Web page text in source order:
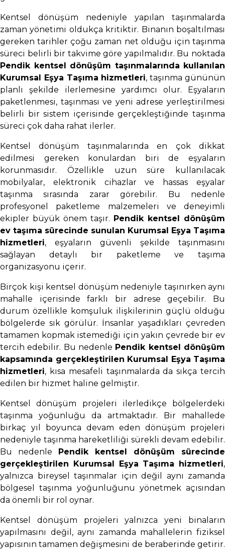
Kentsel dönüşüm nedeniyle yapılan taşınmalarda
zaman yönetimi oldukça kritiktir. Binanın boşaltılması
gereken tarihler çoğu zaman net olduğu için taşınma
süreci belirli bir takvime göre yapılmalıdır. Bu noktada
Pendik kentsel dönüşüm taşınmalarında kullanılan
Kurumsal Eşya Taşıma hizmetleri, taşınma gününün
planlı şekilde ilerlemesine yardımcı olur. Eşyaların
paketlenmesi, taşınması ve yeni adrese yerleştirilmesi
belirli bir sistem içerisinde gerçekleştiğinde taşınma
süreci çok daha rahat ilerler.
Kentsel dönüşüm taşınmalarında en çok dikkat
edilmesi gereken konulardan biri de eşyaların
korunmasıdır. Özellikle uzun süre kullanılacak
mobilyalar, elektronik cihazlar ve hassas eşyalar
taşınma sırasında zarar görebilir. Bu nedenle
profesyonel paketleme malzemeleri ve deneyimli
ekipler büyük önem taşır. Pendik kentsel dönüşüm
ev taşıma sürecinde sunulan Kurumsal Eşya Taşıma
hizmetleri, eşyaların güvenli şekilde taşınmasını
sağlayan detaylı bir paketleme ve taşıma
organizasyonu içerir.
Birçok kişi kentsel dönüşüm nedeniyle taşınırken aynı
mahalle içerisinde farklı bir adrese geçebilir. Bu
durum özellikle komşuluk ilişkilerinin güçlü olduğu
bölgelerde sık görülür. İnsanlar yaşadıkları çevreden
tamamen kopmak istemediği için yakın çevrede bir ev
tercih edebilir. Bu nedenle Pendik kentsel dönüşüm
kapsamında gerçekleştirilen Kurumsal Eşya Taşıma
hizmetleri, kısa mesafeli taşınmalarda da sıkça tercih
edilen bir hizmet haline gelmiştir.
Kentsel dönüşüm projeleri ilerledikçe bölgelerdeki
taşınma yoğunluğu da artmaktadır. Bir mahallede
birkaç yıl boyunca devam eden dönüşüm projeleri
nedeniyle taşınma hareketliliği sürekli devam edebilir.
Bu nedenle Pendik kentsel dönüşüm sürecinde
gerçekleştirilen Kurumsal Eşya Taşıma hizmetleri,
yalnızca bireysel taşınmalar için değil aynı zamanda
bölgesel taşınma yoğunluğunu yönetmek açısından
da önemli bir rol oynar.
Kentsel dönüşüm projeleri yalnızca yeni binaların
yapılmasını değil, aynı zamanda mahallelerin fiziksel
yapısının tamamen değişmesini de beraberinde getirir.